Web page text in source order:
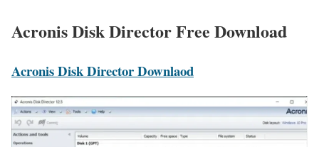
Acronis Disk Director Free Download
Acronis Disk Director Downlaod